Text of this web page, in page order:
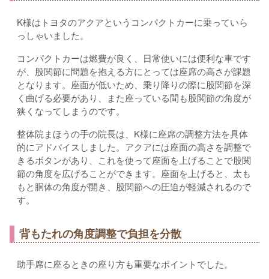
K様はトヨタのアクアというコンパクトカーに乗っていら
っしゃいました。
コンパクトカーは燃費が良く、日常使いには便利な車です
が、股関節に問題を抱える方にとっては座席の高さが課題
となります。座面が低いため、乗り降りの際に股関節を深
く曲げる必要があり、また座っている間も股関節の角度が
狭くなってしまうのです。
整体院まほうの手の院長は、K様に座席の調整方法を具体
的にアドバイスしました。アクアには座面の高さを調整で
きるボタンがあり、これを使って座面を上げることで股関
節の角度を広げることができます。座面を上げると、太も
もと胴体の角度が開き、股関節への圧迫が軽減されるので
す。
背もたれの角度調整で負担を分散
助手席に座るときの座り方も重要なポイントでした。